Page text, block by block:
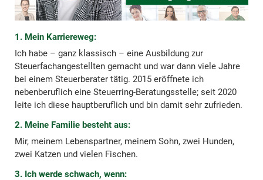
1. Mein Karriereweg:
Ich habe – ganz klassisch – eine Ausbildung zur
Steuerfachangestellten gemacht und war dann viele Jahre
bei einem Steuerberater tätig. 2015 eröffnete ich
nebenberuflich eine Steuerring-Beratungsstelle; seit 2020
leite ich diese hauptberuflich und bin damit sehr zufrieden.
2. Meine Familie besteht aus:
Mir, meinem Lebenspartner, meinem Sohn, zwei Hunden,
zwei Katzen und vielen Fischen.
3. Ich werde schwach, wenn: